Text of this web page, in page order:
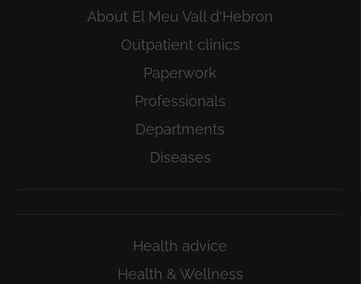
About El Meu Vall d'Hebron
Outpatient clinics
Paperwork
Professionals
Departments
Diseases
Health advice
Health & Wellness